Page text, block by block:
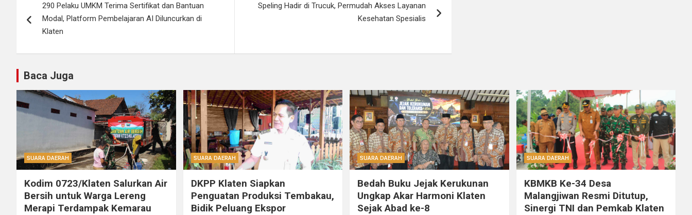
pos290 Pelaku UMKM Terima Sertifikat dan Bantuan
Modal, Platform Pembelajaran AI Diluncurkan di
Klaten
Speling Hadir di Trucuk, Permudah Akses Layanan
Kesehatan Spesialis
Baca Juga
SUARA DAERAH
Kodim 0723/Klaten Salurkan Air
Bersih untuk Warga Lereng
Merapi Terdampak Kemarau
SUARA DAERAH
DKPP Klaten Siapkan
Penguatan Produksi Tembakau,
Bidik Peluang Ekspor
SUARA DAERAH
Bedah Buku Jejak Kerukunan
Ungkap Akar Harmoni Klaten
Sejak Abad ke-8
SUARA DAERAH
KBMKB Ke-34 Desa
Malangjiwan Resmi Ditutup,
Sinergi TNI dan Pemkab Klaten